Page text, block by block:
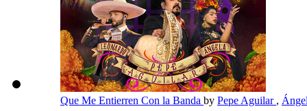
Que Me Entierren Con la Banda by Pepe Aguilar ,